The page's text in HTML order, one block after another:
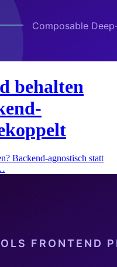
behalten
Backend-agnostisch statt